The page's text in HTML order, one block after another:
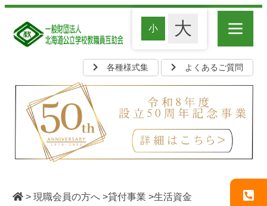
各種様式集 よくあるご質問
> 現職会員の方へ>貸付事業 >生活資金